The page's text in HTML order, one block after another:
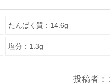
たんぱく質：14.6g
塩分：1.3g
投稿者